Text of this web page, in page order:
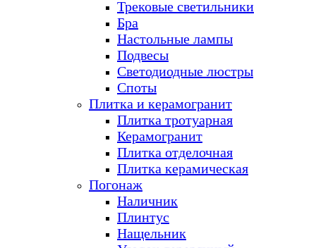
Трековые светильники
Бра
Настольные лампы
Подвесы
Светодиодные люстры
Споты
Плитка и керамогранит
Плитка тротуарная
Керамогранит
Плитка отделочная
Плитка керамическая
Погонаж
Наличник
Плинтус
Нащельник